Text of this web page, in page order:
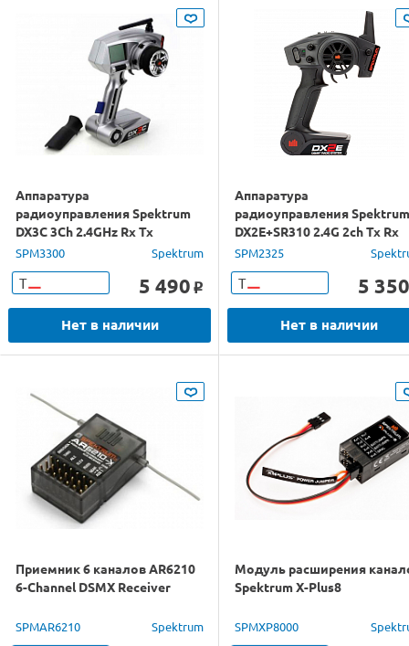
Аппаратура
радиоуправления Spektrum
DX3C 3Ch 2.4GHz Rx Tx
SPM3300 Spektrum
Т 5 490 o
Нет в наличии
Аппаратура
радиоуправления Spektrum
DX2E+SR310 2.4G 2ch Tx Rx
SPM2325
Т 5 350
Нет в наличии
Приемник 6 каналов AR6210
6-Channel DSMX Receiver
SPMAR6210 Spektrum
Модуль расширения
Spektrum X-Plus8
SPMXP8000